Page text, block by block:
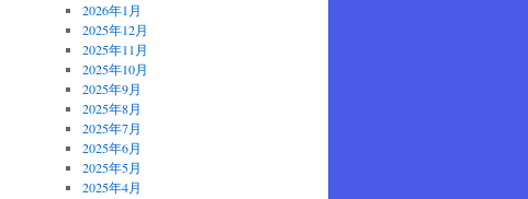
2026年1月
2025年12月
2025年11月
2025年10月
2025年9月
2025年8月
2025年7月
2025年6月
2025年5月
2025年4月